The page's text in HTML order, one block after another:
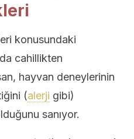
konusundaki
cahillikten
hayvan deneylerinin
(alerji gibi)
sanıyor.